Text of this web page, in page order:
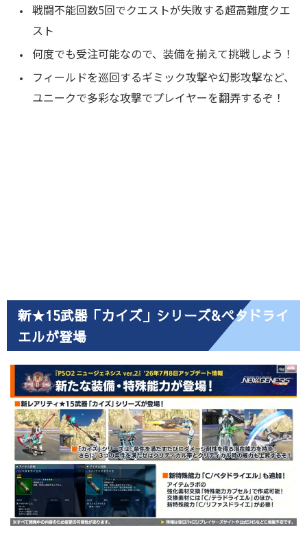
戦闘不能回数5回でクエストが失敗する超高難度クエ
スト
何度でも受注可能なので、装備を揃えて挑戦しよう！
フィールドを巡回するギミック攻撃や幻影攻撃など、
ユニークで多彩な攻撃でプレイヤーを翻弄するぞ！
新★15武器「カイズ」シリーズ&ペタドライ
エルが登場